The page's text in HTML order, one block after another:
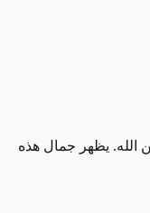
الله. يظهر جمال هذه